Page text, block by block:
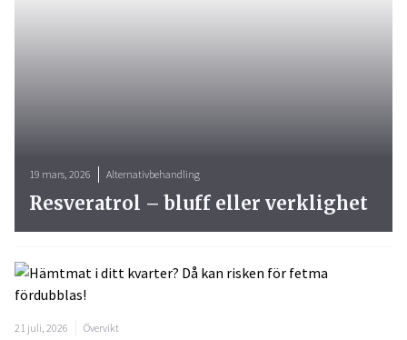
21 juli, 2026 Övervikt
19 mars, 2026 Alternativbehandling
Resveratrol – bluff eller verklighet